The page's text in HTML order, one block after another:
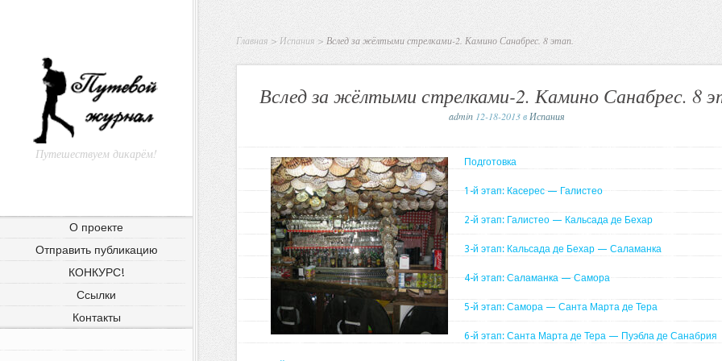
Путешествуем дикарём!
О проекте
Отправить публикацию
КОНКУРС!
Ссылки
Контакты
Главная > Испания > Вслед за жёлтыми стрелками-2. Камино Санабрес. 8 этап.
Вслед за жёлтыми стрелками-2. Камино Санабрес. 8
admin12-18-2013 в Испания
Подготовка
1-й этап: Касерес — Галистео
2-й этап: Галистео — Кальсада де Бехар
3-й этап: Кальсада де Бехар — Саламанка
4-й этап: Саламанка — Самора
5-й этап: Самора — Санта Марта де Тера
6-й этап: Санта Марта де Тера — Пуэбла де Санабрия